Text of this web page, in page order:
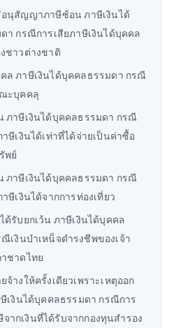
นุสัญญาภาษีซ้อน ภาษีเงินได้
า กรณีการเสียภาษีเงินได้บุคคล
ชาวต่างชาติ
ล ภาษีเงินได้บุคคลธรรมดา กรณี
ะบุคคลุ
ภาษีเงินได้บุคคลธรรมดา กรณี
าษีเงินได้เท่าที่ได้จ่ายเป็นค่าซื้อ
พย์
ภาษีเงินได้บุคคลธรรมดา กรณี
ษีเงินได้จากการท่องเที่ยว
ด้รับยกเว้น ภาษีเงินได้บุคคล
เงินบำเหน็จดำรงชีพของเจ้า
ชาดไทย
จ้างให้ครั้งเดียวเพราะเหตุออก
เงินได้บุคคลธรรมดา กรณีการ
ากเงินที่ได้รับจากกองทุนสำรอง